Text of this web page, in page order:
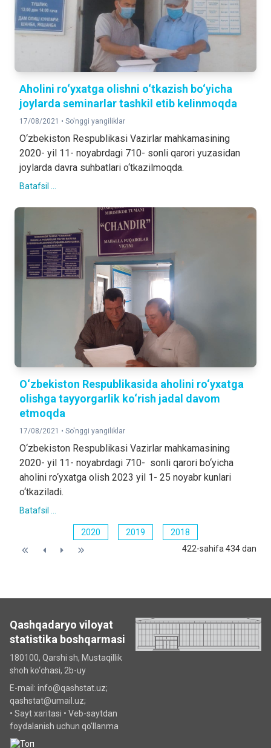
Aholini ro‘yxatga olishni o‘tkazish bo‘yicha
joylarda seminarlar tashkil etib kelinmoqda
17/08/2021 • So'nggi yangiliklar
O‘zbekiston Respublikasi Vazirlar mahkamasining
2020- yil 11- noyabrdagi 710- sonli qarori yuzasidan
joylarda davra suhbatlari o‘tkazilmoqda.
Batafsil ...
O‘zbekiston Respublikasida aholini ro‘yxatga
olishga tayyorgarlik ko‘rish jadal davom
etmoqda
17/08/2021 • So'nggi yangiliklar
O‘zbekiston Respublikasi Vazirlar mahkamasining
2020- yil 11- noyabrdagi 710- sonli qarori bo‘yicha
aholini ro‘yxatga olish 2023 yil 1- 25 noyabr kunlari
o‘tkaziladi.
Batafsil ...
422-sahifa 434 dan
2020 2019 2018
Qashqadaryo viloyat
statistika boshqarmasi
180100, Qarshi sh, Mustаqillik
shoh ko‘chаsi, 2b-uy
E-mail: info@qashstat.uz;
qashstat@umail.uz;
• Sayt xaritasi • Veb-saytdan
foydalanish uchun qo'llanma